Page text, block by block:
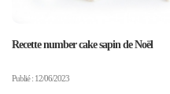
Recette number cake sapin de Noël
Publié : 12/06/2023